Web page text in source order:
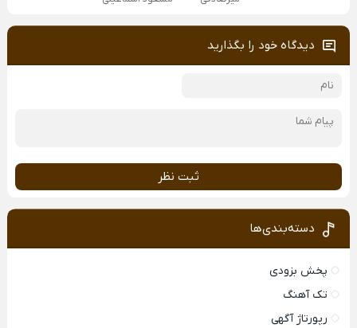
دیدگاه خود را بگذارید
ثبت نظر
دسته‌بندی‌ها
پخش بزودی
تک آهنگ
رپورتاژ آگهی